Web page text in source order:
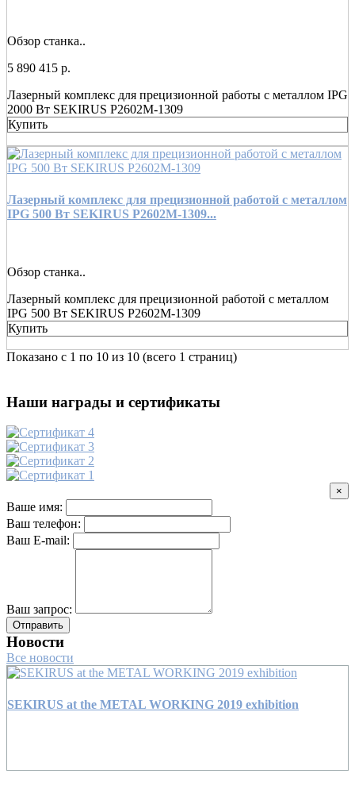
Обзор станка..
5 890 415 р.
Лазерный комплекс для прецизионной работы с металлом IPG
2000 Вт SEKIRUS P2602M-1309
Купить
Лазерный комплекс для прецизионной работой с металлом
IPG 500 Вт SEKIRUS P2602M-1309...
Обзор станка..
Лазерный комплекс для прецизионной работой с металлом
IPG 500 Вт SEKIRUS P2602M-1309
Купить
Показано с 1 по 10 из 10 (всего 1 страниц)
Наши награды и сертификаты
×
Ваше имя:
Ваш телефон:
Ваш E-mail:
Ваш запрос:
Отправить
Новости
Все новости
SEKIRUS at the METAL WORKING 2019 exhibition